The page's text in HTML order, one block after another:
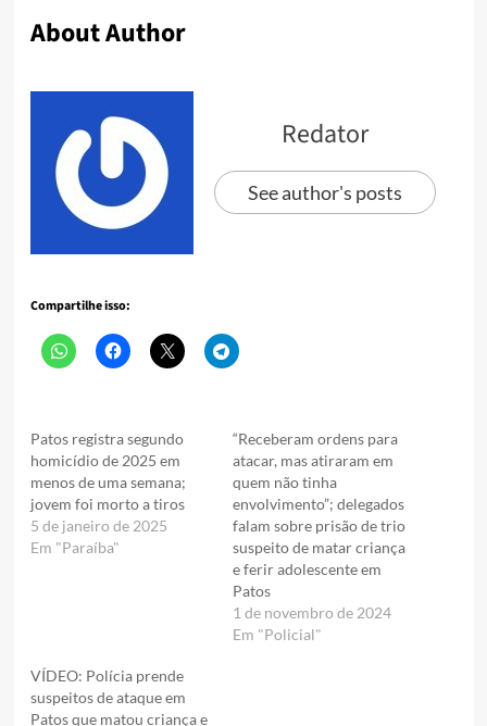
About Author
Redator
See author's posts
Compartilhe isso:
Patos registra segundo
homicídio de 2025 em
menos de uma semana;
jovem foi morto a tiros
5 de janeiro de 2025
Em "Paraíba"
“Receberam ordens para
atacar, mas atiraram em
quem não tinha
envolvimento”; delegados
falam sobre prisão de trio
suspeito de matar criança
e ferir adolescente em
Patos
1 de novembro de 2024
Em "Policial"
VÍDEO: Polícia prende
suspeitos de ataque em
Patos que matou criança e